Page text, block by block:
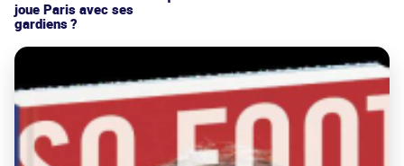
joue Paris avec ses
gardiens ?